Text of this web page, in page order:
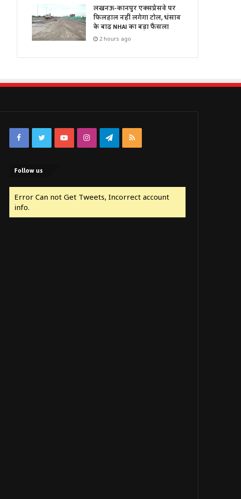
लखनऊ-कानपुर एक्सप्रेसवे पर
फिलहाल नहीं लगेगा टोल, धंसाव
के बाद NHAI का बड़ा फैसला
2 hours ago
FacebookTwitterYouTubeInstagramTelegram
RSS
Follow us
Error Can not Get Tweets, Incorrect account
info.